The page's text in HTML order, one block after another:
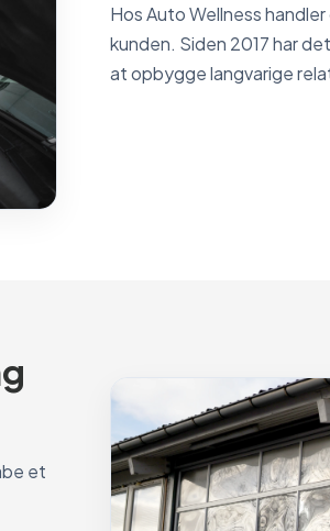
Hos Auto Wellness
kunden. Siden 2017 har
at opbygge langvarige
et